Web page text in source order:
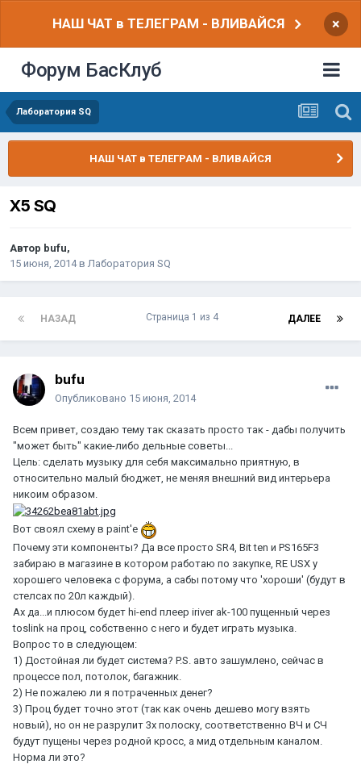
НАШ ЧАТ в ТЕЛЕГРАМ - ВЛИВАЙСЯ ×
Форум БасКлуб
Лаборатория SQ
НАШ ЧАТ в ТЕЛЕГРАМ - ВЛИВАЙСЯ
X5 SQ
Автор bufu,
15 июня, 2014в Лаборатория SQ
НАЗАД ДАЛЕЕ
Страница 1 из 4
bufu
Опубликовано 15 июня, 2014
Всем привет, создаю тему так сказать просто так - дабы получить
"может быть" какие-либо дельные советы...
Цель: сделать музыку для себя максимально приятную, в
относительно малый бюджет, не меняя внешний вид интерьера
никоим образом.
Вот своял схему в paint'е
Почему эти компоненты? Да все просто SR4, Bit ten и PS165F3
забираю в магазине в котором работаю по закупке, RE USX у
хорошего человека с форума, а сабы потому что 'хороши' (будут в
стелсах по 20л каждый).
Ах да...и плюсом будет hi-end плеер iriver ak-100 пущенный через
toslink на проц, собственно с него и будет играть музыка.
Вопрос то в следующем:
1) Достойная ли будет система? P.S. авто зашумлено, сейчас в
процессе пол, потолок, багажник.
2) Не пожалею ли я потраченных денег?
3) Проц будет точно этот (так как очень дешево могу взять
новый), но он не разрулит 3х полоску, соответственно ВЧ и СЧ
будут пущены через родной кросс, а мид отдельным каналом.
Норма ли это?